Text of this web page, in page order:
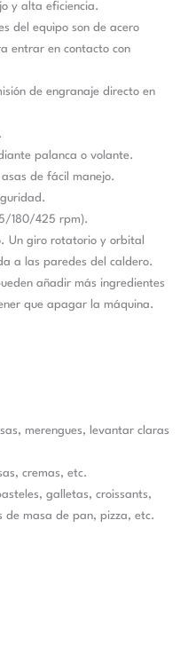
y alta eficiencia.
del equipo son de acero
entrar en contacto con
de engranaje directo en
palanca o volante.
de fácil manejo.
180/425 rpm).
Un giro rotatorio y orbital
a las paredes del caldero.
añadir más ingredientes
que apagar la máquina.
merengues, levantar claras
cremas, etc.
galletas, croissants,
de masa de pan, pizza, etc.